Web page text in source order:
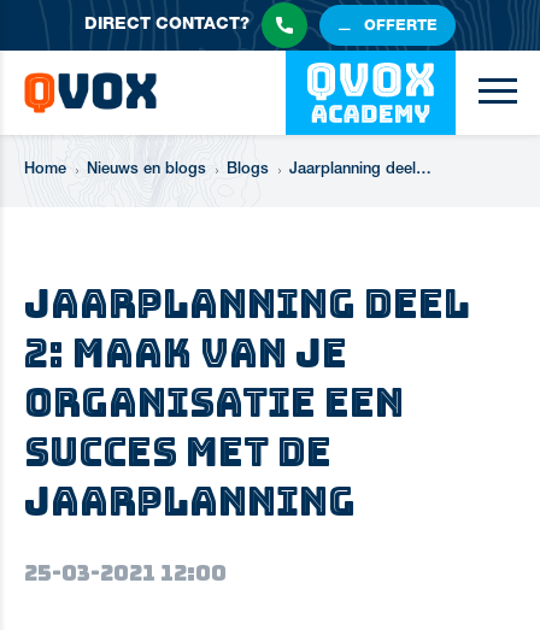
DIRECTCONTACT? OFFERTE
Home Nieuws en blogs Blogs Jaarplanning deel 2: maak van je organisatie een succes met de jaarplanning
Jaarplanning deel
2: maak van je
organisatie een
succes met de
jaarplanning
25-03-2021 12:00